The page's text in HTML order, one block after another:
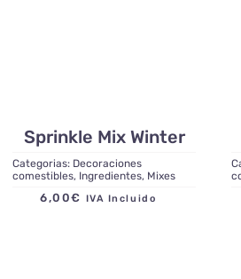
Sprinkle Mix Winter
Categorias: Decoraciones
comestibles, Ingredientes, Mixes
6,00€ IVA Incluido